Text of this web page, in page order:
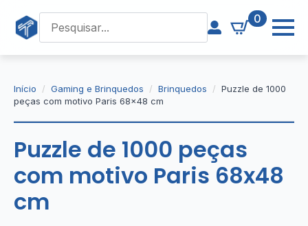
0
Início Gaming e Brinquedos Brinquedos
Puzzle de 1000
peças com motivo Paris 68×48 cm
Puzzle de 1000 peças
com motivo Paris 68x48
cm